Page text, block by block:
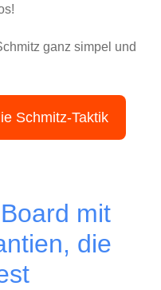
ganz simpel und
Schmitz-Taktik
mit
die